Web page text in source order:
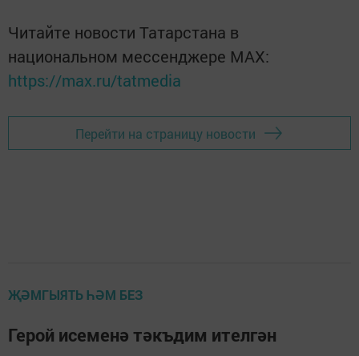
Читайте новости Татарстана в
национальном мессенджере MАХ:
https://max.ru/tatmedia
Перейти на страницу новости
ҖӘМГЫЯТЬ ҺӘМ БЕЗ
Герой исеменә тәкъдим ителгән